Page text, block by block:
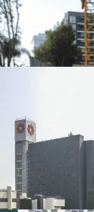
Centro de
de